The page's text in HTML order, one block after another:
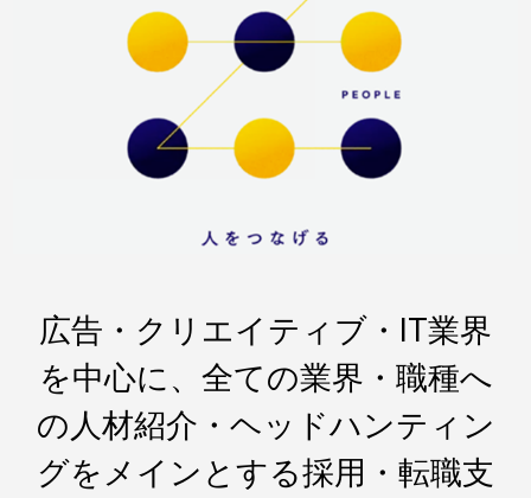
広告・クリエイティブ・IT業界
を中心に、全ての業界・職種へ
の人材紹介・ヘッドハンティン
グをメインとする採用・転職支